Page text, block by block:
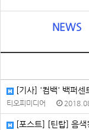
NEWS
[기사] '컴백' 백퍼
티오피미디어
[포스트] [틴탑] 음